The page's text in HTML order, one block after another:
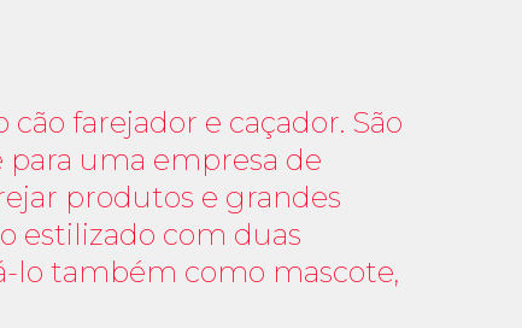
farejador e caçador. São
para uma empresa de
produtos e grandes
estilizado com duas
lo também como mascote,